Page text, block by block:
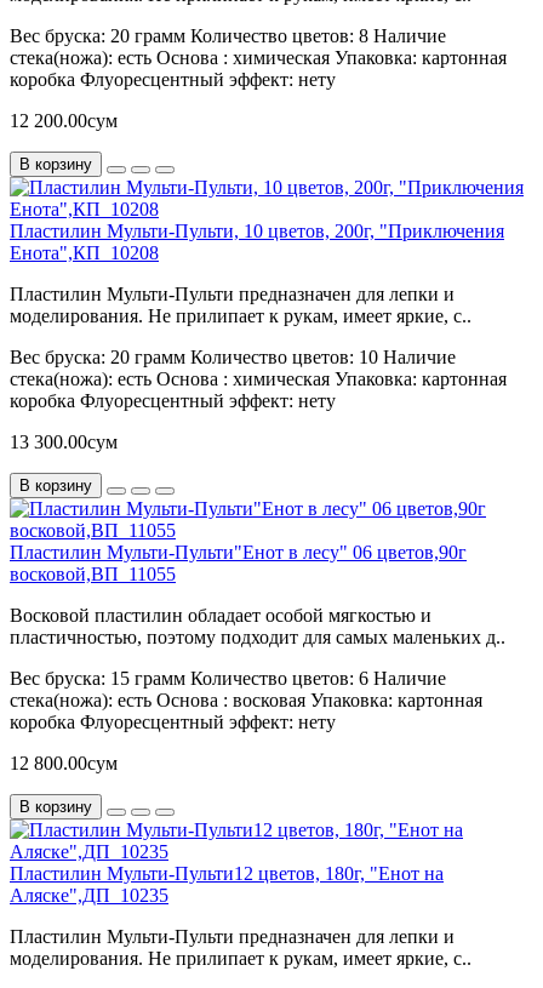
Вес бруска: 20 грамм Количество цветов: 8 Наличие
стека(ножа): есть Основа : химическая Упаковка: картонная
коробка Флуоресцентный эффект: нету
12 200.00сум
В корзину
Пластилин Мульти-Пульти, 10 цветов, 200г, "Приключения
Енота",КП_10208
Пластилин Мульти-Пульти предназначен для лепки и
моделирования. Не прилипает к рукам, имеет яркие, с..
Вес бруска: 20 грамм Количество цветов: 10 Наличие
стека(ножа): есть Основа : химическая Упаковка: картонная
коробка Флуоресцентный эффект: нету
13 300.00сум
В корзину
Пластилин Мульти-Пульти"Енот в лесу" 06 цветов,90г
восковой,ВП_11055
Восковой пластилин обладает особой мягкостью и
пластичностью, поэтому подходит для самых маленьких д..
Вес бруска: 15 грамм Количество цветов: 6 Наличие
стека(ножа): есть Основа : восковая Упаковка: картонная
коробка Флуоресцентный эффект: нету
12 800.00сум
В корзину
Пластилин Мульти-Пульти12 цветов, 180г, "Енот на
Аляске",ДП_10235
Пластилин Мульти-Пульти предназначен для лепки и
моделирования. Не прилипает к рукам, имеет яркие, с..